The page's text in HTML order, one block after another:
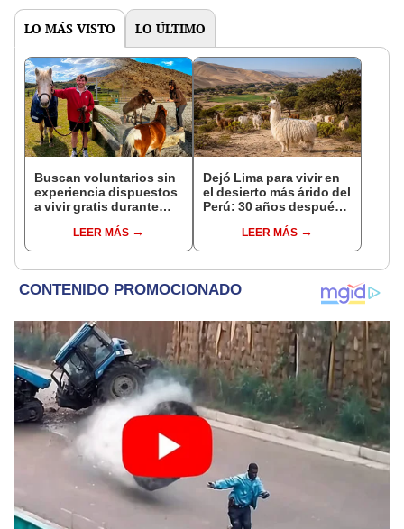
LO MÁS VISTO LO ÚLTIMO
Buscan voluntarios sin
experiencia dispuestos
a vivir gratis durante
cuidar caballos, burros
y otros animales
LEER MÁS
Dejó Lima para vivir en
el desierto más árido del
Perú: 30 años después,
creó un sorprendente
ecosistema
LEER MÁS